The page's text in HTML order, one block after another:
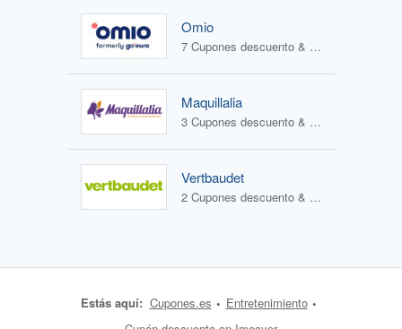
Omio
7 Cupones descuento & 0 Ofertas
Maquillalia
3 Cupones descuento & 2 Ofertas
Vertbaudet
2 Cupones descuento & 2 Ofertas
Estás aquí: Cupones.es
Entretenimiento